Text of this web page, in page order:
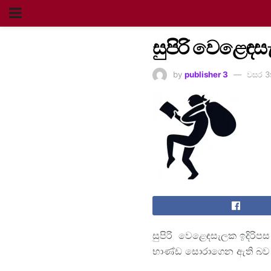
සුපිරි
by publisher 3 වසර
සුපිරි වෙළෙඳසැලක
භාණ්ඩ සොරාගෙන ඇති බව